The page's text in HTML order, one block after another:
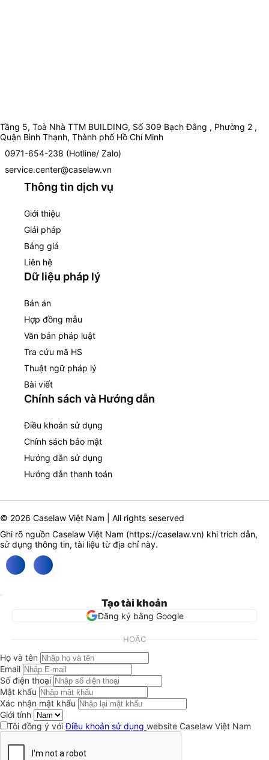
Tầng 5, Toà Nhà TTM BUILDING, Số 309 Bạch Đằng , Phường 2 ,
Quận Bình Thạnh, Thành phố Hồ Chí Minh
0971-654-238 (Hotline/ Zalo)
service.center@caselaw.vn
Thông tin dịch vụ
Giới thiệu
Giải pháp
Bảng giá
Liên hệ
Dữ liệu pháp lý
Bản án
Hợp đồng mẫu
Văn bản pháp luật
Tra cứu mã HS
Thuật ngữ pháp lý
Bài viết
Chính sách và Hướng dẫn
Điều khoản sử dụng
Chính sách bảo mật
Hướng dẫn sử dụng
Hướng dẫn thanh toán
© 2026 Caselaw Việt Nam | All rights seserved
Ghi rõ nguồn Caselaw Việt Nam (https://caselaw.vn) khi trích dẫn,
sử dụng thông tin, tài liệu từ địa chỉ này.
Tạo tài khoản
Đăng ký bằng Google
HOẶC
Họ và tên
Email
Số điện thoại
Mật khẩu
Xác nhận mật khẩu
Giới tính
Tôi đồng ý vớiĐiều khoản sử dụng website Caselaw Việt Nam